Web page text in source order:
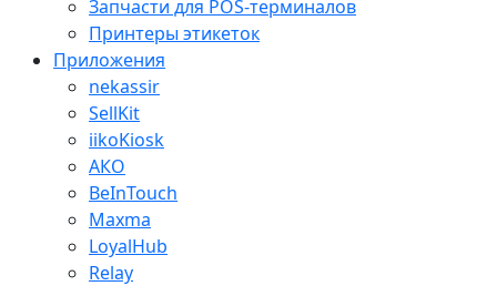
Запчасти для POS-терминалов
Принтеры этикеток
Приложения
nekassir
SellKit
iikoKiosk
АКО
BeInTouch
Maxma
LoyalHub
Relay